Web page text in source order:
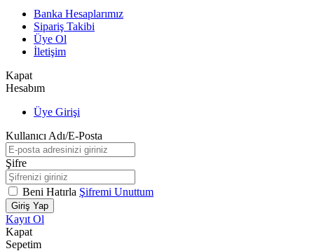
Banka Hesaplarımız
Sipariş Takibi
Üye Ol
İletişim
Kapat
Hesabım
Üye Girişi
Kullanıcı Adı/E-Posta
Şifre
Beni Hatırla Şifremi Unuttum
Giriş Yap
Kayıt Ol
Kapat
Sepetim